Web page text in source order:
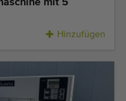
Hinzufügen